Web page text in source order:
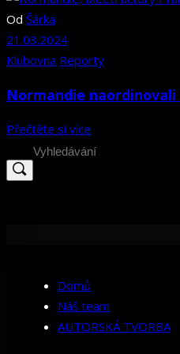
Od Šárka
21.03.2024
Klubovna Reporty
Normandie
Přečtěte si více
Search
for:
Domů
Náš team
AUTORSKÁ TVORBA